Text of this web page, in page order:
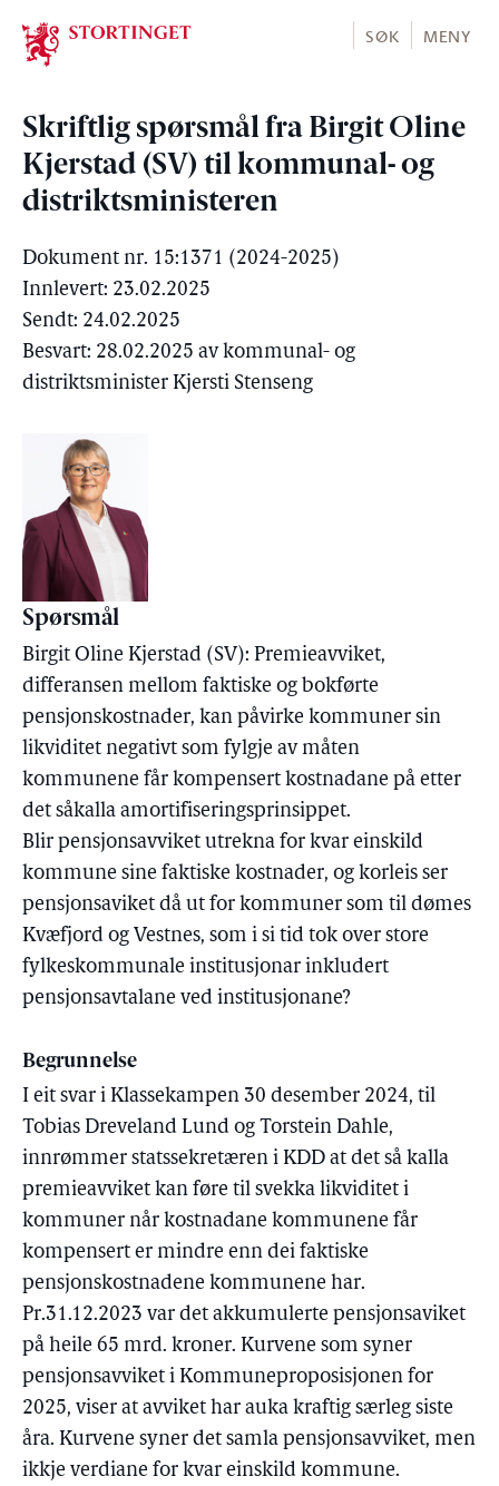
Stortinget.no
SØK MENY
Skriftlig spørsmål fra Birgit Oline
Kjerstad (SV) til kommunal- og
distriktsministeren
Dokument nr. 15:1371 (2024-2025)
Innlevert: 23.02.2025
Sendt: 24.02.2025
Besvart: 28.02.2025 av kommunal- og
distriktsminister Kjersti Stenseng
Spørsmål
Birgit Oline Kjerstad (SV): Premieavviket,
differansen mellom faktiske og bokførte
pensjonskostnader, kan påvirke kommuner sin
likviditet negativt som fylgje av måten
kommunene får kompensert kostnadane på etter
det såkalla amortifiseringsprinsippet.
Blir pensjonsavviket utrekna for kvar einskild
kommune sine faktiske kostnader, og korleis ser
pensjonsaviket då ut for kommuner som til dømes
Kvæfjord og Vestnes, som i si tid tok over store
fylkeskommunale institusjonar inkludert
pensjonsavtalane ved institusjonane?
Begrunnelse
I eit svar i Klassekampen 30 desember 2024, til
Tobias Dreveland Lund og Torstein Dahle,
innrømmer statssekretæren i KDD at det så kalla
premieavviket kan føre til svekka likviditet i
kommuner når kostnadane kommunene får
kompensert er mindre enn dei faktiske
pensjonskostnadene kommunene har.
Pr.31.12.2023 var det akkumulerte pensjonsaviket
på heile 65 mrd. kroner. Kurvene som syner
pensjonsavviket i Kommuneproposisjonen for
2025, viser at avviket har auka kraftig særleg siste
åra. Kurvene syner det samla pensjonsavviket, men
ikkje verdiane for kvar einskild kommune.